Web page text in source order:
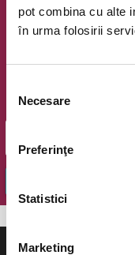
pot combina cu alte
în urma folosirii
consimțământului
Necesare
Preferinţe
Statistici
Marketing
Email